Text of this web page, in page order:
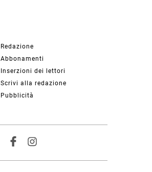
Redazione
Abbonamenti
Inserzioni dei lettori
Scrivi alla redazione
Pubblicità